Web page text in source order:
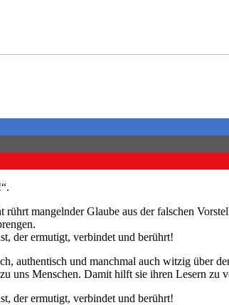
mangelnder Glaube aus der falschen
der ermutigt, verbindet und berührt!
authentisch und manchmal auch witzig über
uns Menschen. Damit hilft sie ihren Lesern zu
der ermutigt, verbindet und berührt!